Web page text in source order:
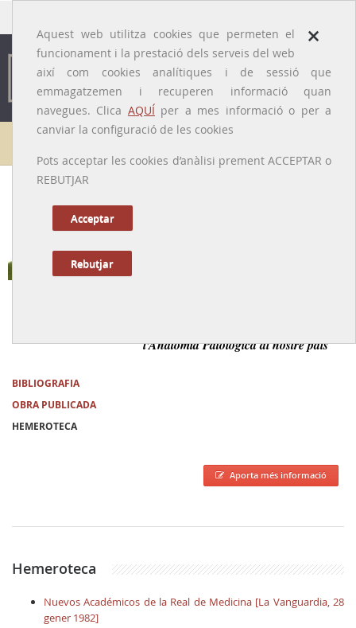
×
Aquest web utilitza cookies que permeten el
funcionament i la prestació dels serveis del web
així com cookies analítiques i de sessió que
emmagatzemen i recuperen informació quan
navegues. Clica AQUÍper a mes informació o per a
canviar la configuració de les cookies
Pots acceptar les cookies d’anàlisi prement ACCEPTAR o
REBUTJAR
Acceptar
Rebutjar
Galeria de metges
l’Anatomia Patològica al nostre país
BIBLIOGRAFIA
OBRA PUBLICADA
HEMEROTECA
Aporta més informació
Hemeroteca
Nuevos Académicos de la Real de Medicina [La Vanguardia, 28
gener 1982]